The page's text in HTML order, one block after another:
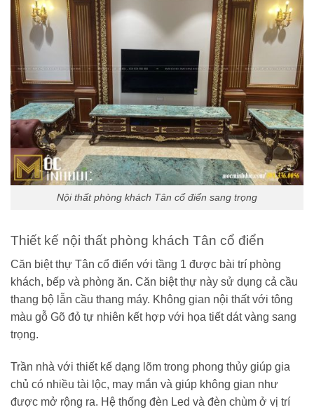
Nội thất phòng khách Tân cổ điển sang trọng
Thiết kế nội thất phòng khách Tân cổ điển
Căn biệt thự Tân cổ điển với tầng 1 được bài trí phòng
khách, bếp và phòng ăn. Căn biệt thự này sử dụng cả cầu
thang bộ lẫn cầu thang máy. Không gian nội thất với tông
màu gỗ Gõ đỏ tự nhiên kết hợp với họa tiết dát vàng sang
trọng.
Trần nhà với thiết kế dạng lõm trong phong thủy giúp gia
chủ có nhiều tài lộc, may mắn và giúp không gian như
được mở rộng ra. Hệ thống đèn Led và đèn chùm ở vị trí